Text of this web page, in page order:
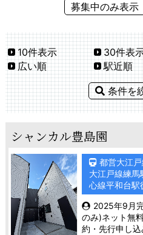
募集中のみ表示
10件表示 30件表
広い順
駅近順
条件を
シャンカル豊島園
都営大江
大江戸線練
心線平和台駅
2025年9月
のみ)ネット無
約・先行申し込